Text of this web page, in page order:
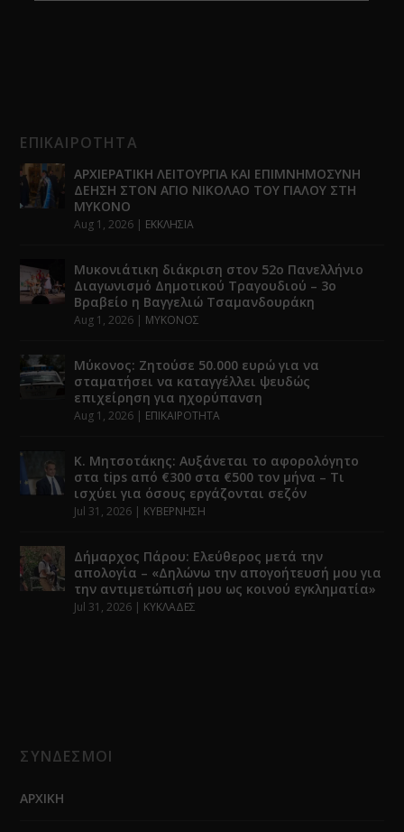
ΕΠΙΚΑΙΡΟΤΗΤΑ
ΑΡΧΙΕΡΑΤΙΚΗ ΛΕΙΤΟΥΡΓΙΑ ΚΑΙ ΕΠΙΜΝΗΜΟΣΥΝΗ
ΔΕΗΣΗ ΣΤΟΝ ΑΓΙΟ ΝΙΚΟΛΑΟ ΤΟΥ ΓΙΑΛΟΥ ΣΤΗ
ΜΥΚΟΝΟ
Aug 1, 2026 | ΕΚΚΛΗΣΙΑ
Μυκονιάτικη διάκριση στον 52ο Πανελλήνιο
Διαγωνισμό Δημοτικού Τραγουδιού – 3ο
Βραβείο η Βαγγελιώ Τσαμανδουράκη
Aug 1, 2026 | ΜΥΚΟΝΟΣ
Μύκονος: Ζητούσε 50.000 ευρώ για να
σταματήσει να καταγγέλλει ψευδώς
επιχείρηση για ηχορύπανση
Aug 1, 2026 | ΕΠΙΚΑΙΡΟΤΗΤΑ
Κ. Μητσοτάκης: Αυξάνεται το αφορολόγητο
στα tips από €300 στα €500 τον μήνα – Τι
ισχύει για όσους εργάζονται σεζόν
Jul 31, 2026 | ΚΥΒΕΡΝΗΣΗ
Δήμαρχος Πάρου: Ελεύθερος μετά την
απολογία – «Δηλώνω την απογοήτευσή μου για
την αντιμετώπισή μου ως κοινού εγκληματία»
Jul 31, 2026 | ΚΥΚΛΑΔΕΣ
ΣΥΝΔΕΣΜΟΙ
ΑΡΧΙΚΗ